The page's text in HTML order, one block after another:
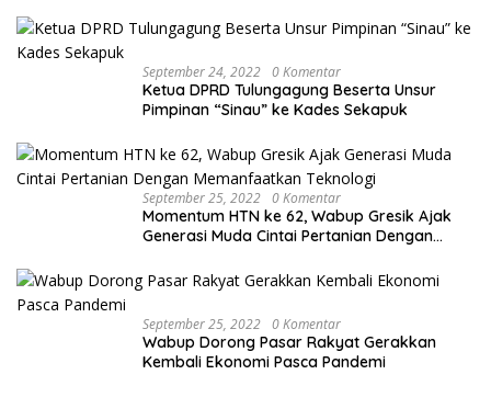
September 24, 2022 0 Komentar
Ketua DPRD Tulungagung Beserta Unsur
Pimpinan “Sinau” ke Kades Sekapuk
September 25, 2022 0 Komentar
Momentum HTN ke 62, Wabup Gresik Ajak
Generasi Muda Cintai Pertanian Dengan
September 25, 2022 0 Komentar
Wabup Dorong Pasar Rakyat Gerakkan
Kembali Ekonomi Pasca Pandemi